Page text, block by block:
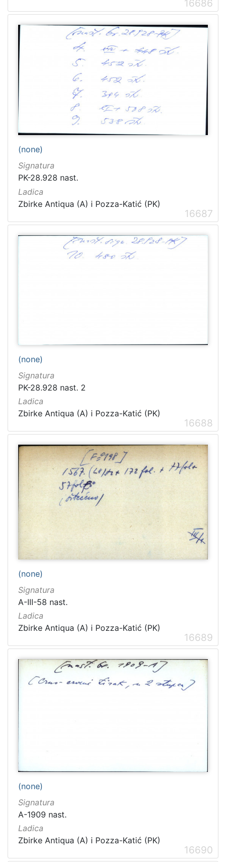
16686
(none)
Signatura
PK-28.928 nast.
Ladica
Zbirke Antiqua (A) i Pozza-Katić (PK)
16687
(none)
Signatura
PK-28.928 nast. 2
Ladica
Zbirke Antiqua (A) i Pozza-Katić (PK)
16688
(none)
Signatura
A-III-58 nast.
Ladica
Zbirke Antiqua (A) i Pozza-Katić (PK)
16689
(none)
Signatura
A-1909 nast.
Ladica
Zbirke Antiqua (A) i Pozza-Katić (PK)
16690